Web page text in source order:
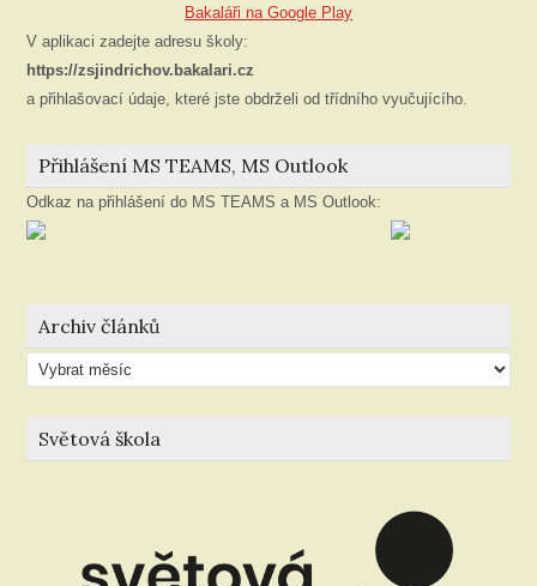
Bakaláři na Google Play
V aplikaci zadejte adresu školy:
https://zsjindrichov.bakalari.cz
a přihlašovací údaje, které jste obdrželi od třídního vyučujícího.
Přihlášení MS TEAMS, MS Outlook
Odkaz na přihlášení do MS TEAMS a MS Outlook:
Archiv článků
Archiv
článků
Světová škola